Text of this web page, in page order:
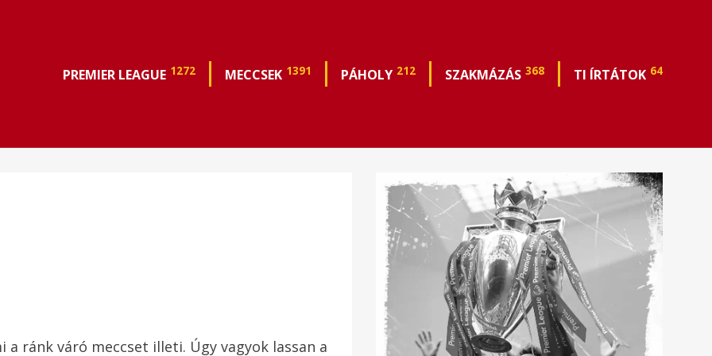
PREMIER LEAGUE 1272 MECCSEK 1391 PÁHOLY 212 SZAKMÁZÁS 368 TI ÍRTÁTOK 64
ránk váró meccset illeti. Úgy vagyok lassan a